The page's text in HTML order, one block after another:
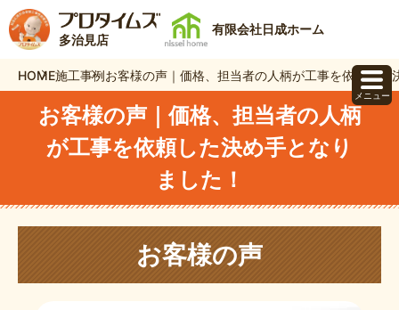
多治見店
有限会社日成ホーム
HOME施工事例お客様の声｜価格、担当者の人柄が工事を依頼した
お客様の声｜価格、担当者の人柄
が工事を依頼した決め手となり
ました！
お客様の声
メニュー